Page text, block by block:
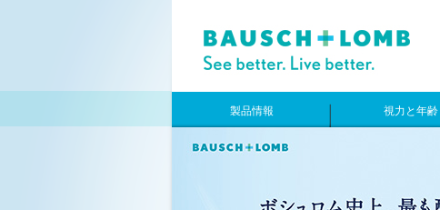
製品情報 視力と年齢